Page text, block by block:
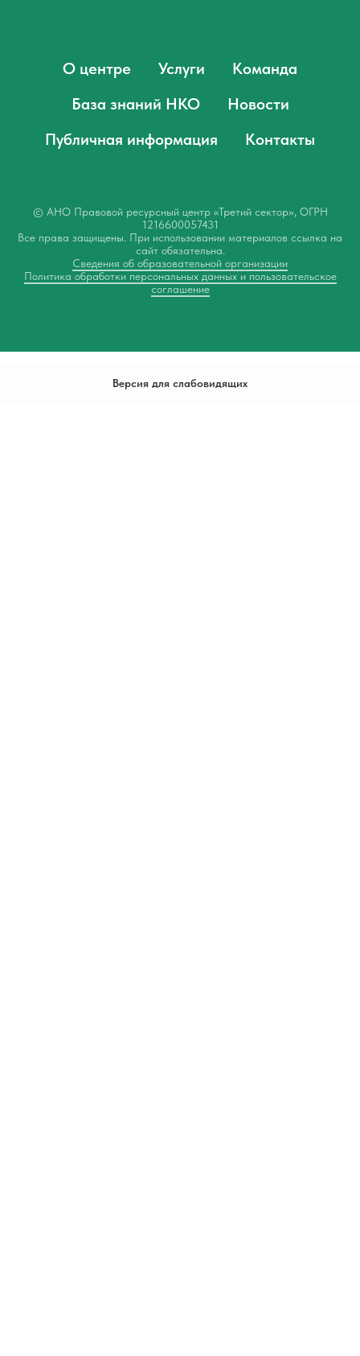
О центре Услуги
Команда
База знаний НКО
Новости
Публичная информация
Контакты
© АНО Правовой ресурсный центр «Третий сектор», ОГРН
1216600057431
Все права защищены. При использовании материалов ссылка на
сайт обязательна.
Сведения об образовательной организации
Политика обработки персональных данных и пользовательское
соглашение
Версия для слабовидящих